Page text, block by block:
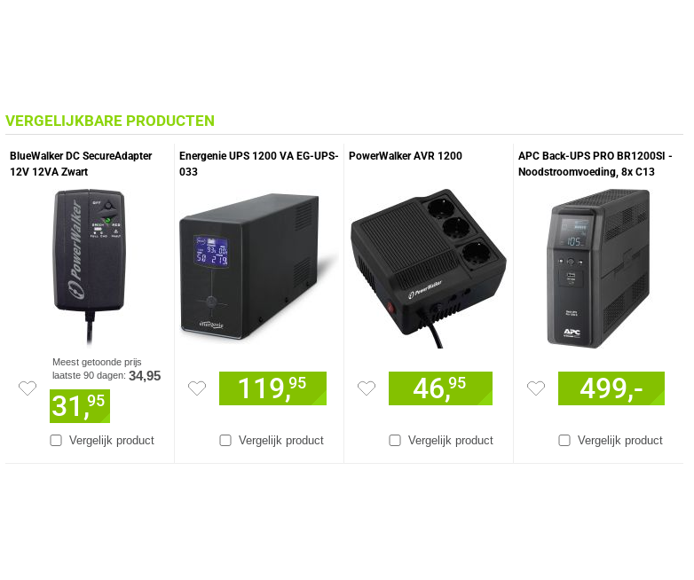
VERGELIJKBARE PRODUCTEN
BlueWalker DC SecureAdapter
12V 12VA Zwart
Vergelijk product
Meest getoonde prijs
laatste 90 dagen: 34,95
31,95
Energenie UPS 1200 VA EG-UPS-
033
Vergelijk product
119,95
PowerWalker AVR 1200
Vergelijk product
46,95
APC Back-UPS PRO BR1200SI -
Noodstroomvoeding, 8x C13
uitgang, 2x USB charger (type A &
C), 1200VA,
Vergelijk product
499,-